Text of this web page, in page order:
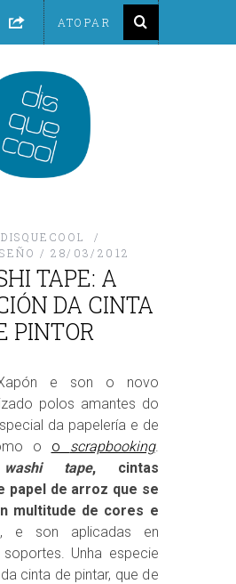
DISQUECOOL
28/03/2012
TAPE: A
DA CINTA
PINTOR
e son o novo
polos amantes do
da papelería e de
o o scrapbooking.
washi tape, cintas
papel de arroz que se
multitude de cores e
, e son aplicadas en
Unha especie
cinta de pintar, que de